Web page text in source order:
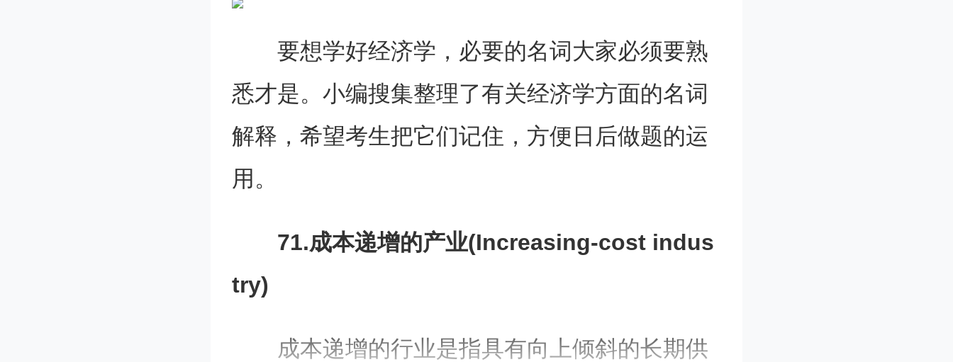
要想学好经济学，必要的名词大家必须要熟
悉才是。小编搜集整理了有关经济学方面的名词
解释，希望考生把它们记住，方便日后做题的运
用。
71.成本递增的产业(Increasing-cost indus
try)
成本递增的行业是指具有向上倾斜的长期供